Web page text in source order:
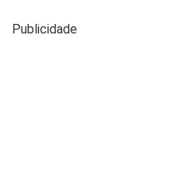
Publicidade